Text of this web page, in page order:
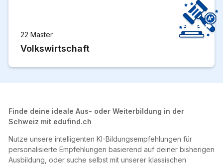
22 Master
Volkswirtschaft
Finde deine ideale Aus- oder Weiterbildung in der
Schweiz mit edufind.ch
Nutze unsere intelligenten KI-Bildungsempfehlungen für
personalisierte Empfehlungen basierend auf deiner bisherigen
Ausbildung, oder suche selbst mit unserer klassischen